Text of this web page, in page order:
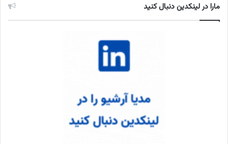
مارا در لینکدین دنبال کنید